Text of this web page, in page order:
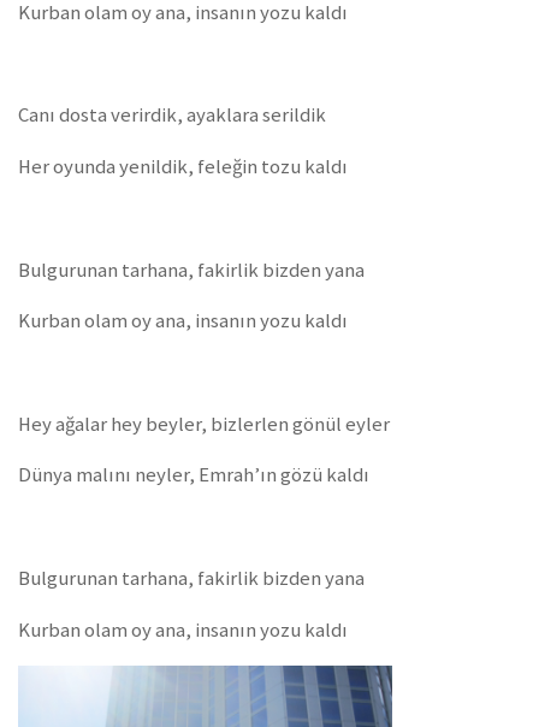
Kurban olam oy ana, insanın yozu kaldı
Canı dosta verirdik, ayaklara serildik
Her oyunda yenildik, feleğin tozu kaldı
Bulgurunan tarhana, fakirlik bizden yana
Kurban olam oy ana, insanın yozu kaldı
Hey ağalar hey beyler, bizlerlen gönül eyler
Dünya malını neyler, Emrah’ın gözü kaldı
Bulgurunan tarhana, fakirlik bizden yana
Kurban olam oy ana, insanın yozu kaldı